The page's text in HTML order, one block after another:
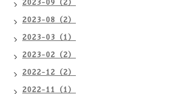
2023-09（2）
2023-08（2）
2023-03（1）
2023-02（2）
2022-12（2）
2022-11（1）